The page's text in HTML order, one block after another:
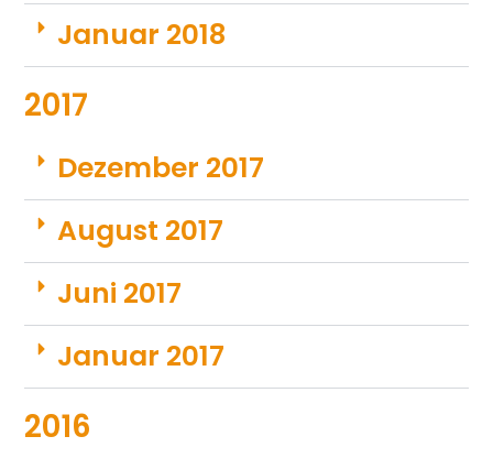
Januar 2018
2017
Dezember 2017
August 2017
Juni 2017
Januar 2017
2016